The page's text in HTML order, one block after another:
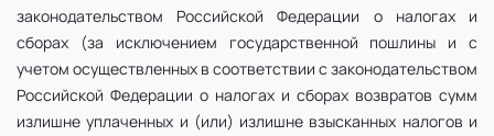
законодательством Российской Федерации о налогах и
сборах (за исключением государственной пошлины и с
учетом осуществленных в соответствии с законодательством
Российской Федерации о налогах и сборах возвратов сумм
излишне уплаченных и (или) излишне взысканных налогов и